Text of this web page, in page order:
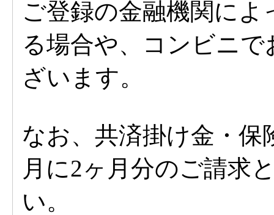
ご登録の金融機関に
る場合や、コンビニ
ざいます。
なお、共済掛け金・
月に2ヶ月分のご請求
い。